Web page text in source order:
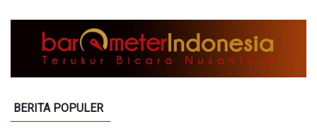
BERITA POPULER